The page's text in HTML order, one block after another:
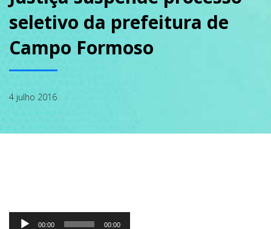
CONTATO
seletivo da prefeitura de
Campo Formoso
4 julho 2016
Tocador
00:00 00:00